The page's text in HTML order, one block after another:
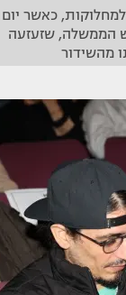
14 הפך למוקד למחלוקות, כאשר יום
הממשלה, שזעזעה
מהשידור